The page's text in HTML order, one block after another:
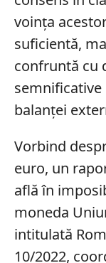
voința
suficientă,
confruntă cu
balanței
Vorbind
euro, un
află în
moneda
intitulată
10/2022,